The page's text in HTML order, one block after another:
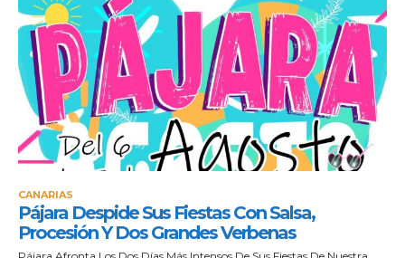
CANARIAS
Pájara Despide Sus Fiestas Con Salsa,
Procesión Y Dos Grandes Verbenas